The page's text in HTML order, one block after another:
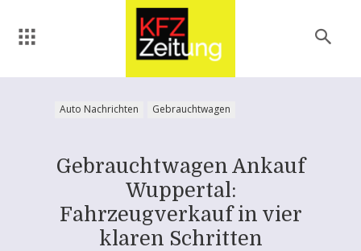
Auto Nachrichten Gebrauchtwagen
Gebrauchtwagen Ankauf
Wuppertal:
Fahrzeugverkauf in vier
klaren Schritten